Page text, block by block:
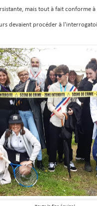
mais tout à fait conforme
devaient procéder à